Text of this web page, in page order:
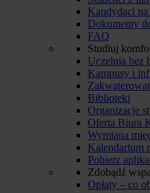
Kandydaci
Dokumenty
FAQ
Studiuj
Uczelnia bez
Kampusy i
Biblioteki
Organizacje
Oferta Biura
Wymiana
Kalendarium
Pobierz
Zdobądź
Opłaty – co